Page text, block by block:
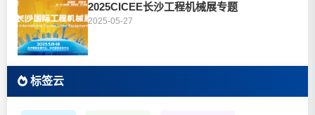
2025CICEE长沙工程机械展专题
2025-05-27
标签云